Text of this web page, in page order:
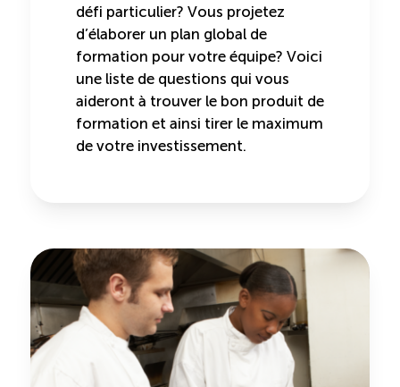
défi particulier? Vous projetez
d’élaborer un plan global de
formation pour votre équipe? Voici
une liste de questions qui vous
aideront à trouver le bon produit de
formation et ainsi tirer le maximum
de votre investissement.